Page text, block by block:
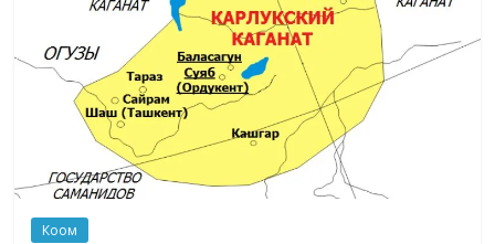
Коом